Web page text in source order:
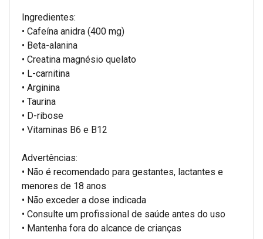
Ingredientes:
• Cafeína anidra (400 mg)
• Beta-alanina
• Creatina magnésio quelato
• L-carnitina
• Arginina
• Taurina
• D-ribose
• Vitaminas B6 e B12
Advertências:
• Não é recomendado para gestantes, lactantes e
menores de 18 anos
• Não exceder a dose indicada
• Consulte um profissional de saúde antes do uso
• Mantenha fora do alcance de crianças